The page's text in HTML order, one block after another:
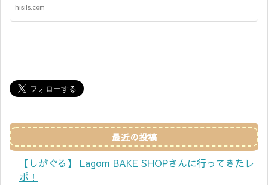
hisils.com
最近の投稿
【しがぐる】 Lagom BAKE SHOPさんに行ってきたレ
ポ！